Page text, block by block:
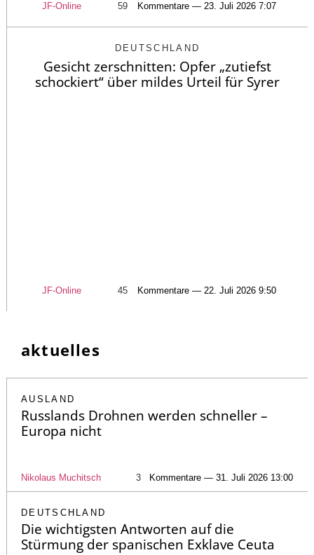
JF-Online 59 Kommentare — 23. Juli 2026 7:07
DEUTSCHLAND
Gesicht zerschnitten: Opfer „zutiefst
schockiert“ über mildes Urteil für Syrer
JF-Online 45 Kommentare — 22. Juli 2026 9:50
aktuelles
AUSLAND
Russlands Drohnen werden schneller –
Europa nicht
Nikolaus Muchitsch 3 Kommentare — 31. Juli 2026 13:00
DEUTSCHLAND
Die wichtigsten Antworten auf die
Stürmung der spanischen Exklave Ceuta